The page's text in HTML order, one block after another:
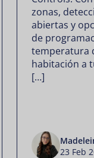
zonas,
abiertas y
de
temperatura
habitación a
[…]
23 Feb